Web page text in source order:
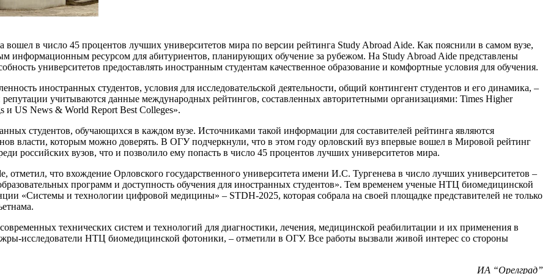
в число 45 процентов лучших университетов мира по версии рейтинга Study Abroad Aide. Как пояснили в самом вузе,
информационным ресурсом для абитуриентов, планирующих обучение за рубежом. На Study Abroad Aide представлены
университетов предоставлять иностранным студентам качественное образование и комфортные условия для обучения.
иностранных студентов, условия для исследовательской деятельности, общий контингент студентов и его динамика, –
учитываются данные международных рейтингов, составленных авторитетными организациями: Times Higher
и US News & World Report Best Colleges».
студентов, обучающихся в каждом вузе. Источниками такой информации для составителей рейтинга являются
власти, которым можно доверять. В ОГУ подчеркнули, что в этом году орловский вуз впервые вошел в Мировой рейтинг
российских вузов, что и позволило ему попасть в число 45 процентов лучших университетов мира.
что вхождение Орловского государственного университета имени И.С. Тургенева в число лучших университетов –
программ и доступность обучения для иностранных студентов». Тем временем ученые НТЦ биомедицинской
«Системы и технологии цифровой медицины» – STDH-2025, которая собрала на своей площадке представителей не только
технических систем и технологий для диагностики, лечения, медицинской реабилитации и их применения в
исследователи НТЦ биомедицинской фотоники, – отметили в ОГУ. Все работы вызвали живой интерес со стороны
ИА “Орелград”